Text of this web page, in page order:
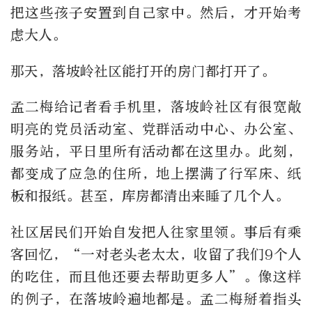
把这些孩子安置到自己家中。然后，才开始考
虑大人。
那天，落坡岭社区能打开的房门都打开了。
孟二梅给记者看手机里，落坡岭社区有很宽敞
明亮的党员活动室、党群活动中心、办公室、
服务站，平日里所有活动都在这里办。此刻，
都变成了应急的住所，地上摆满了行军床、纸
板和报纸。甚至，库房都清出来睡了几个人。
社区居民们开始自发把人往家里领。事后有乘
客回忆，“一对老头老太太，收留了我们9个人
的吃住，而且他还要去帮助更多人”。像这样
的例子，在落坡岭遍地都是。孟二梅掰着指头